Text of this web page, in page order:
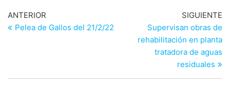
Navegación
de
Entrada
anterior
ANTERIOR
Pelea de Gallos del 21/2/22
SIGUIENTE
Supervisan obras de
rehabilitación en planta
tratadora de aguas
residuales